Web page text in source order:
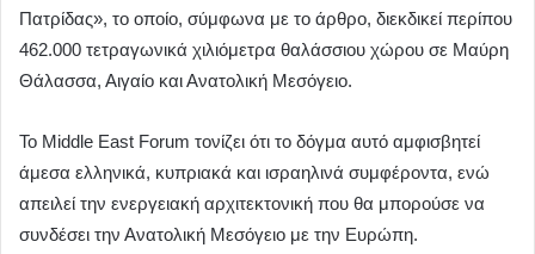
Πατρίδας», το οποίο, σύμφωνα με το άρθρο, διεκδικεί περίπου
462.000 τετραγωνικά χιλιόμετρα θαλάσσιου χώρου σε Μαύρη
Θάλασσα, Αιγαίο και Ανατολική Μεσόγειο.
Το Middle East Forum τονίζει ότι το δόγμα αυτό αμφισβητεί
άμεσα ελληνικά, κυπριακά και ισραηλινά συμφέροντα, ενώ
απειλεί την ενεργειακή αρχιτεκτονική που θα μπορούσε να
συνδέσει την Ανατολική Μεσόγειο με την Ευρώπη.